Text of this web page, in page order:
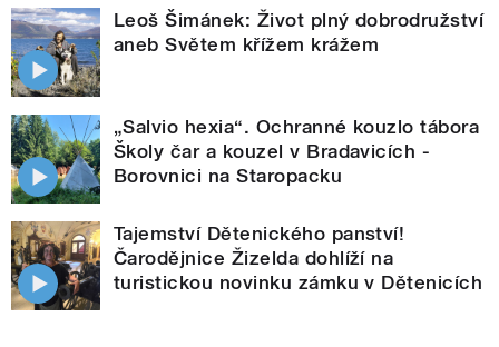
Leoš Šimánek: Život plný dobrodružství
aneb Světem křížem krážem
„Salvio hexia“. Ochranné kouzlo tábora
Školy čar a kouzel v Bradavicích -
Borovnici na Staropacku
Tajemství Dětenického panství!
Čarodějnice Žizelda dohlíží na
turistickou novinku zámku v Dětenicích